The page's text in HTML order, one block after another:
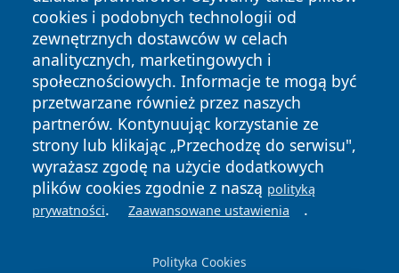
cookies i podobnych technologii od
zewnętrznych dostawców w celach
analitycznych, marketingowych i
społecznościowych. Informacje te mogą być
przetwarzane również przez naszych
partnerów. Kontynuując korzystanie ze
strony lub klikając „Przechodzę do serwisu",
wyrażasz zgodę na użycie dodatkowych
plików cookies zgodnie z naszą polityką
prywatności. Zaawansowane ustawienia .
Polityka Cookies
Copyright © 2026 wrotazabrza.pl Wszystkie prawa
zastrzeżone.
News Autorzy
Polityka
Prywatności
Polityka
Cookies